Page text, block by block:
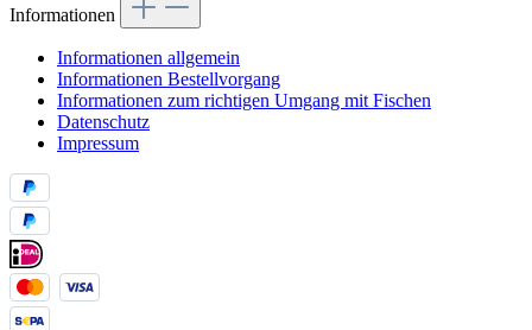
Informationen
Informationen allgemein
Informationen Bestellvorgang
Informationen zum richtigen Umgang mit Fischen
Datenschutz
Impressum